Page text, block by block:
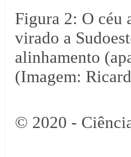
Figura 2: O céu
virado a
alinhamento
(Imagem:
© 2020 -